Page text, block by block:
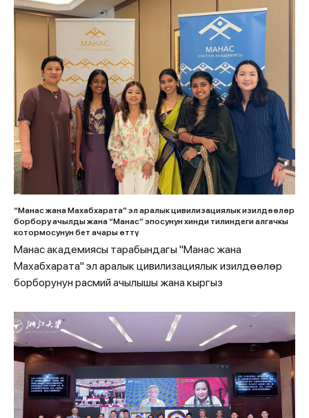
“Манас жана Махабхарата” эл аралык цивилизациялык изилдөөлөр
борбору ачылды жана “Манас” эпосунун хинди тилиндеги алгачкы
котормосунун бет ачары өттү
Манас академиясы тарабындагы "Манас жана
Махабхарата" эл аралык цивилизациялык изилдөөлөр
борборунун расмий ачылышы жана кыргыз